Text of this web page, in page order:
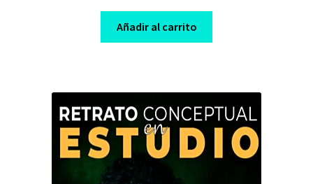
price
was:
$ 20,00.
price
is:
$ 8,00.
Añadir al carrito